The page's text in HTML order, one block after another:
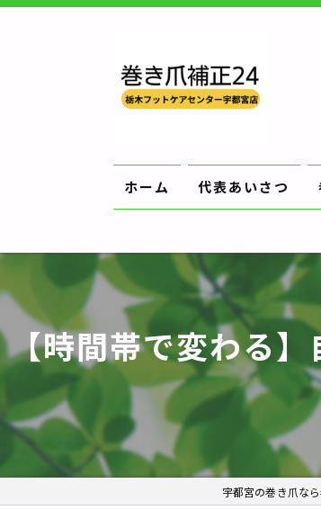
ホーム 代表あいさつ
【時間帯で変わる
宇都宮の巻き爪な